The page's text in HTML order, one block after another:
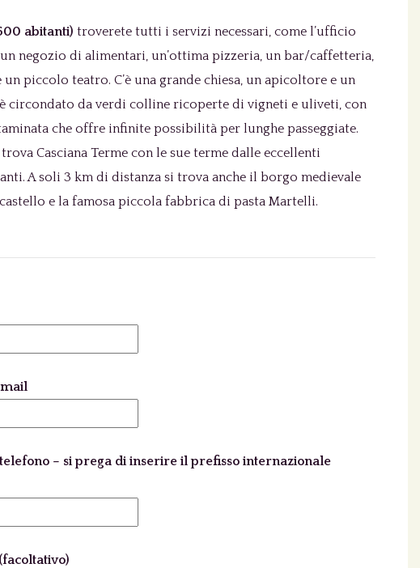
abitanti) troverete tutti i servizi necessari, come l’ufficio
un negozio di alimentari, un’ottima pizzeria, un bar/caffetteria,
piccolo teatro. C’è una grande chiesa, un apicoltore e un
circondato da verdi colline ricoperte di vigneti e uliveti, con
che offre infinite possibilità per lunghe passeggiate.
Casciana Terme con le sue terme dalle eccellenti
A soli 3 km di distanza si trova anche il borgo medievale
e la famosa piccola fabbrica di pasta Martelli.
– si prega di inserire il prefisso internazionale